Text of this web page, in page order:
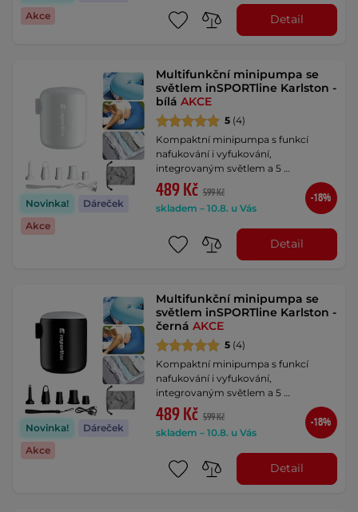
Akce
Detail
Novinka!
Dáreček
Akce
Multifunkční minipumpa se
světlem inSPORTline Karlston -
bíláAKCE
5 (4)
Kompaktní minipumpa s funkcí
nafukování i vyfukování,
integrovaným světlem a 5 …
489 Kč 599 Kč
skladem – 10.8. u Vás
-18%
Detail
Novinka!
Dáreček
Akce
Multifunkční minipumpa se
světlem inSPORTline Karlston -
černáAKCE
5 (4)
Kompaktní minipumpa s funkcí
nafukování i vyfukování,
integrovaným světlem a 5 …
489 Kč 599 Kč
skladem – 10.8. u Vás
-18%
Detail